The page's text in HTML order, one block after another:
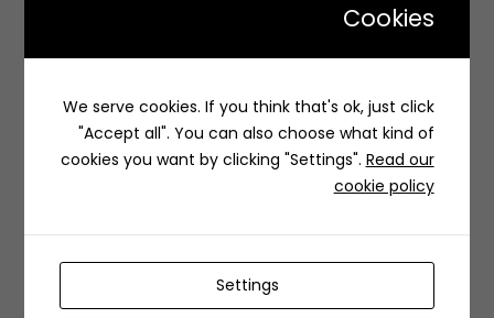
Chocolate Recipe – وصفة الشوكولاتة
Cookies
We serve cookies. If you think that's ok, just click
"Accept all". You can also choose what kind of
cookies you want by clicking "Settings". Read our
cookie policy
Settings